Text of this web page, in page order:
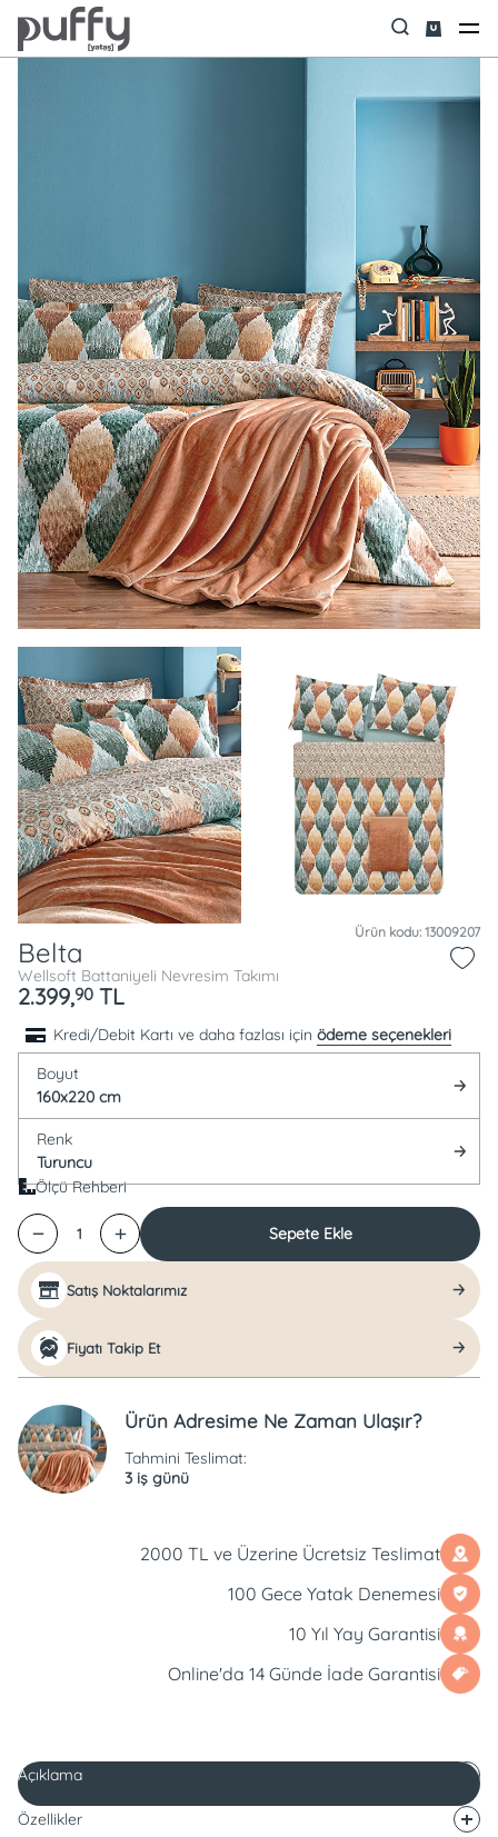
Anasayfa Uyku Tekstili Belta
Ürün kodu: 13009207
Belta
Wellsoft Battaniyeli Nevresim Takımı
2.399,90 TL
Kredi/Debit Kartı ve daha fazlası için ödeme seçenekleri
Boyut
160x220 cm
Renk
Turuncu
Ölçü Rehberi
1 Sepete Ekle
Satış Noktalarımız
Fiyatı Takip Et
Ürün Adresime Ne Zaman Ulaşır?
Tahmini Teslimat:
3 iş günü
2000 TL ve Üzerine Ücretsiz Teslimat
100 Gece Yatak Denemesi
10 Yıl Yay Garantisi
Online'da 14 Günde İade Garantisi
Açıklama
Özellikler